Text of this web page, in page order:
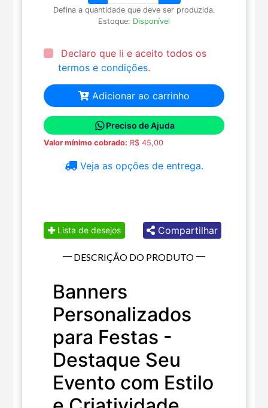
Defina a quantidade que deve ser produzida.
Estoque: Disponível
Declaro que li e aceito todos os
termos e condições.
Adicionar ao carrinho
Preciso de Ajuda
Valor mínimo cobrado: R$ 45,00
Veja as opções de entrega.
Lista de desejos Compartilhar
DESCRIÇÃO DO PRODUTO
Banners
Personalizados
para Festas -
Destaque Seu
Evento com Estilo